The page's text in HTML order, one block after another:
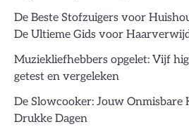
De Beste Stofzuigers voor
De Ultieme Gids voor
Muziekliefhebbers opgelet: Vijf
getest en vergeleken
De Slowcooker: Jouw Onmisbare
Drukke Dagen